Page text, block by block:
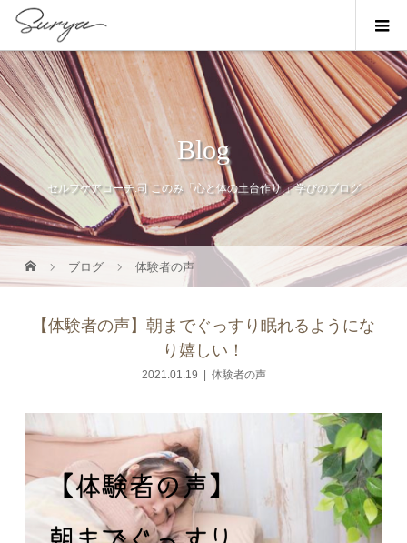
Blog
セルフケアコーチ:司 このみ「心と体の土台作り.」学びのブログ
ブログ 体験者の声
【体験者の声】朝までぐっすり眠れるようにな
り嬉しい！
2021.01.19 体験者の声